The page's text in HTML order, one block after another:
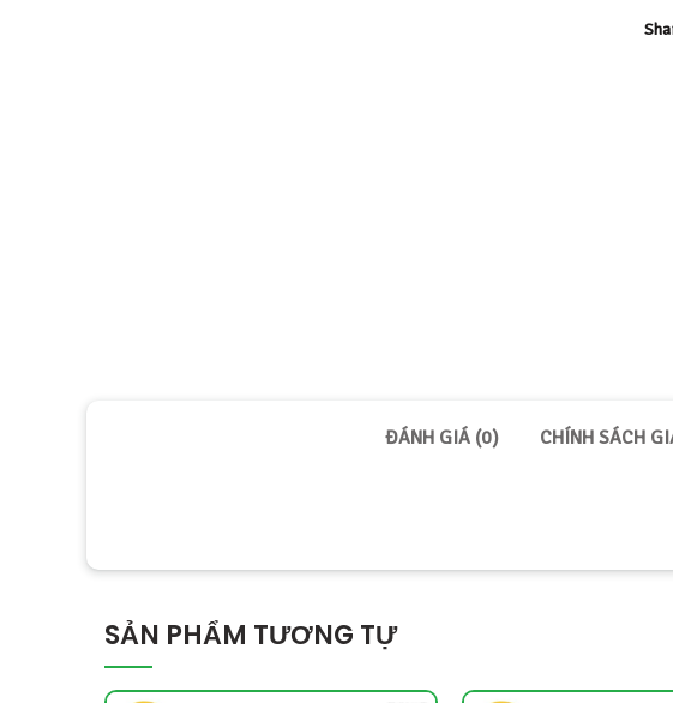
ĐÁNH GIÁ (0) CHÍNH SÁCH
SẢN PHẨM TƯƠNG TỰ